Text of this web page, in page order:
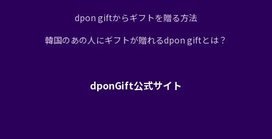
dpon giftからギフトを贈る方法
韓国のあの人にギフトが贈れるdpon giftとは？
dponGift公式サイト